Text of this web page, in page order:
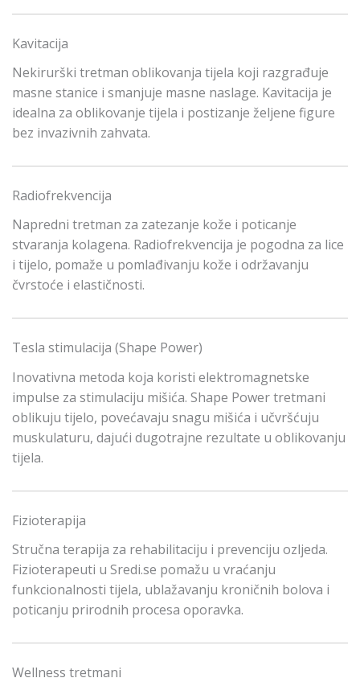
Kavitacija
Nekirurški tretman oblikovanja tijela koji razgrađuje
masne stanice i smanjuje masne naslage. Kavitacija je
idealna za oblikovanje tijela i postizanje željene figure
bez invazivnih zahvata.
Radiofrekvencija
Napredni tretman za zatezanje kože i poticanje
stvaranja kolagena. Radiofrekvencija je pogodna za lice
i tijelo, pomaže u pomlađivanju kože i održavanju
čvrstoće i elastičnosti.
Tesla stimulacija (Shape Power)
Inovativna metoda koja koristi elektromagnetske
impulse za stimulaciju mišića. Shape Power tretmani
oblikuju tijelo, povećavaju snagu mišića i učvršćuju
muskulaturu, dajući dugotrajne rezultate u oblikovanju
tijela.
Fizioterapija
Stručna terapija za rehabilitaciju i prevenciju ozljeda.
Fizioterapeuti u Sredi.se pomažu u vraćanju
funkcionalnosti tijela, ublažavanju kroničnih bolova i
poticanju prirodnih procesa oporavka.
Wellness tretmani